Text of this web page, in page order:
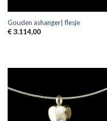
Gouden ashanger| flesje
€3.114,00